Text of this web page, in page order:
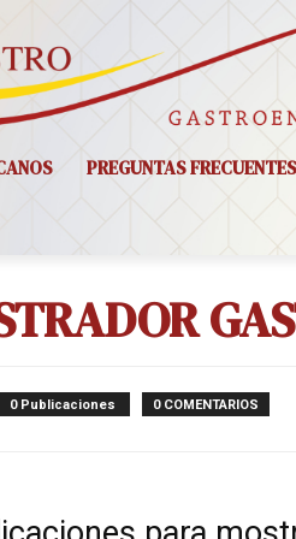
PREGUNTAS FRECUENTES
0 Publicaciones 0 COMENTARIOS